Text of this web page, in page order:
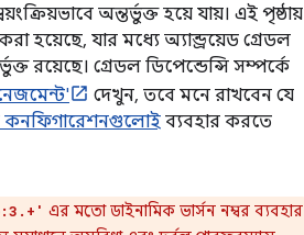
অন্তর্ভুক্ত হয়ে যায়। এই পৃষ্ঠায়
হয়েছে, যার মধ্যে অ্যান্ড্রয়েড গ্রেডল
রয়েছে। গ্রেডল ডিপেন্ডেন্সি সম্পর্কে
দেখুন, তবে মনে রাখবেন যে
কনফিগারেশনগুলোই ব্যবহার করতে
এর মতো ডাইনামিক ভার্সন নম্বর ব্যবহার